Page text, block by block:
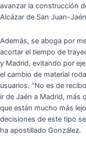
avanzar la construcción
Alcázar de San Juan-
Además, se aboga por
acortar el tiempo de
y Madrid, evitando por
el cambio de material
usuarios. “No es de
ir de Jaén a Madrid, más
que están mucho más
decisiones de este tipo
ha apostillado González.